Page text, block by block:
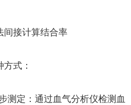
间接计算结合率
式：
测定：通过血气分析仪检测血